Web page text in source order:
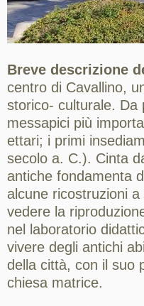
Breve descrizione
centro di Cavallino,
storico- culturale. Da
messapici più
ettari; i primi
secolo a. C.). Cinta
antiche fondamenta
alcune ricostruzioni
vedere la
nel laboratorio
vivere degli antichi
della città, con il suo
chiesa matrice.